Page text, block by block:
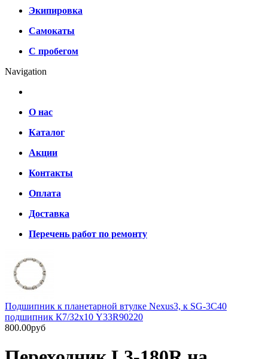
Экипировка
Самокаты
С пробегом
Navigation
О нас
Каталог
Акции
Контакты
Оплата
Доставка
Перечень работ по ремонту
Подшипник к планетарной втулке Nexus3, к SG-3C40
подшипник К7/32х10 Y33R90220
800.00руб